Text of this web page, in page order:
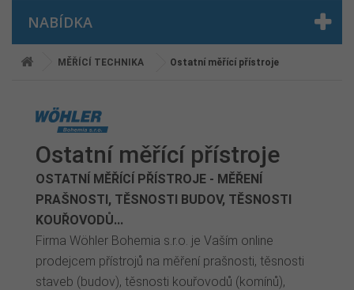
NABÍDKA
MĚŘÍCÍ TECHNIKA Ostatní měřící přístroje
Ostatní měřící přístroje
OSTATNÍ MĚŘÍCÍ PŘÍSTROJE - MĚŘENÍ
PRAŠNOSTI, TĚSNOSTI BUDOV, TĚSNOSTI
KOUŘOVODŮ...
Firma Wöhler Bohemia s.r.o. je Vaším online
prodejcem přístrojů na měření prašnosti, těsnosti
staveb (budov), těsnosti kouřovodů (komínů),